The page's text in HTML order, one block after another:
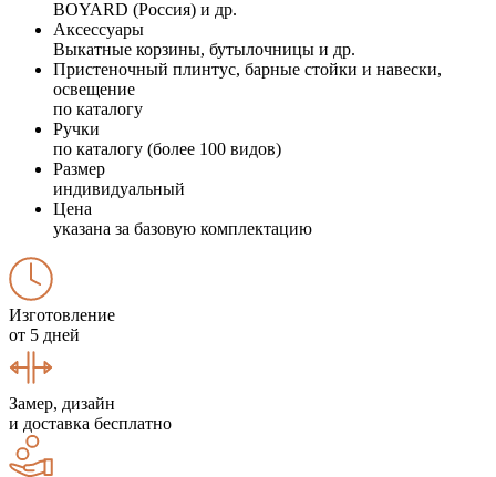
BOYARD (Россия) и др.
Аксессуары
Выкатные корзины, бутылочницы и др.
Пристеночный плинтус, барные стойки и навески,
освещение
по каталогу
Ручки
по каталогу (более 100 видов)
Размер
индивидуальный
Цена
указана за базовую комплектацию
Изготовление
от 5 дней
Замер, дизайн
и доставка бесплатно